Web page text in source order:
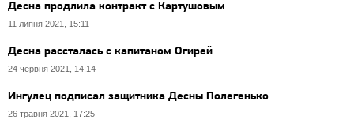
Десна продлила контракт с Картушовым
11 липня 2021, 15:11
Десна рассталась с капитаном Огирей
24 червня 2021, 14:14
Ингулец подписал защитника Десны Полегенько
26 травня 2021, 17:25